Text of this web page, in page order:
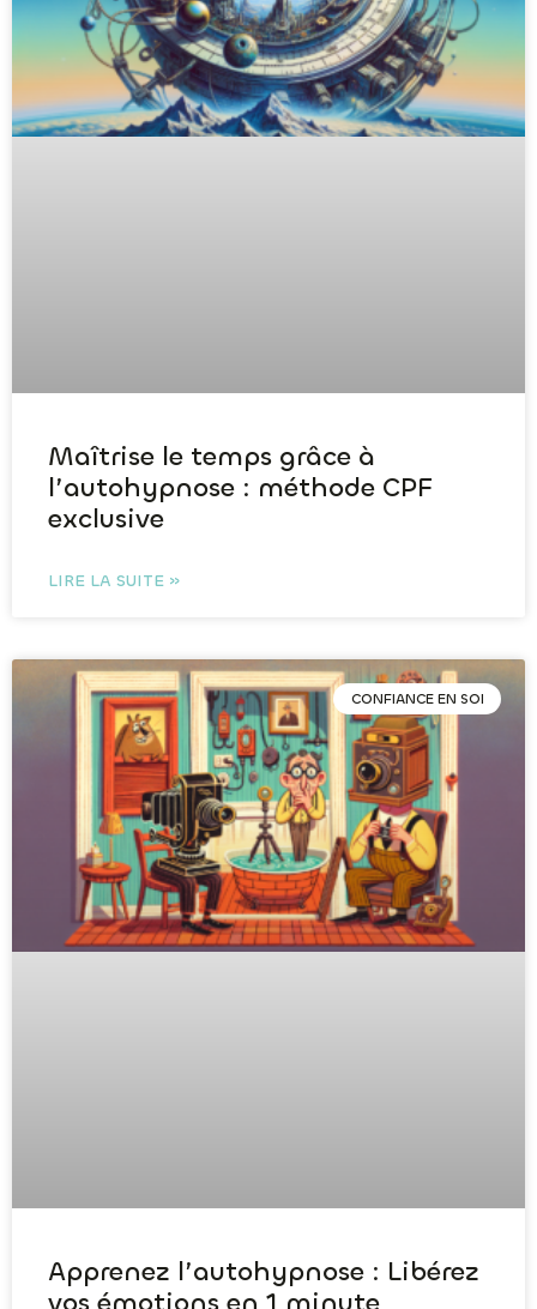
Maîtrise le temps grâce à
l’autohypnose : méthode CPF
exclusive
LIRE LA SUITE »
CONFIANCE EN SOI
Apprenez l’autohypnose : Libérez